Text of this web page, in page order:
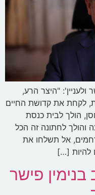
ולעניין': "היצר הרע,
לקחת את קדושת החיים
הולך לבית כנסת
לחתונה זה הכל
אל תשלחו את
להיות […]
פישר